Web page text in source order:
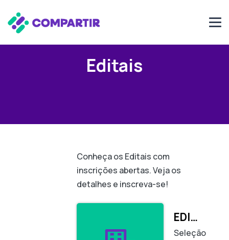
Editais
Conheça os Editais com
inscrições abertas. Veja os
detalhes e inscreva-se!
EDITAL DE SELEÇÃO DE FLUXO CONTÍNUO
Seleção